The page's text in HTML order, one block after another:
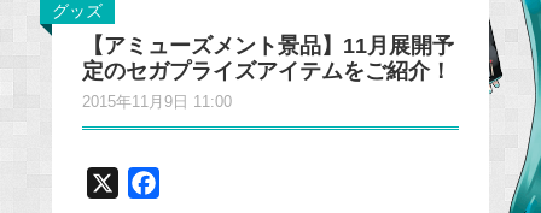
グッズ
【アミューズメント景品】11月展開予
定のセガプライズアイテムをご紹介！
2015年11月9日 11:00